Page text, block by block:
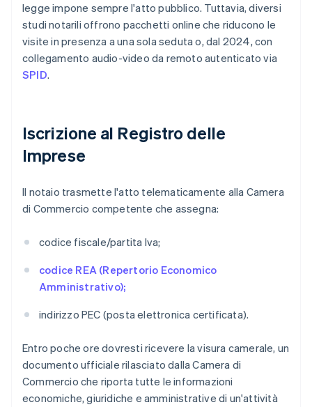
legge impone sempre l'atto pubblico. Tuttavia, diversi
studi notarili offrono pacchetti online che riducono le
visite in presenza a una sola seduta o, dal 2024, con
collegamento audio-video da remoto autenticato via
SPID.
Iscrizione al Registro delle
Imprese
Il notaio trasmette l'atto telematicamente alla Camera
di Commercio competente che assegna:
codice fiscale/partita Iva;
codice REA (Repertorio Economico
Amministrativo);
indirizzo PEC (posta elettronica certificata).
Entro poche ore dovresti ricevere la visura camerale, un
documento ufficiale rilasciato dalla Camera di
Commercio che riporta tutte le informazioni
economiche, giuridiche e amministrative di un'attività